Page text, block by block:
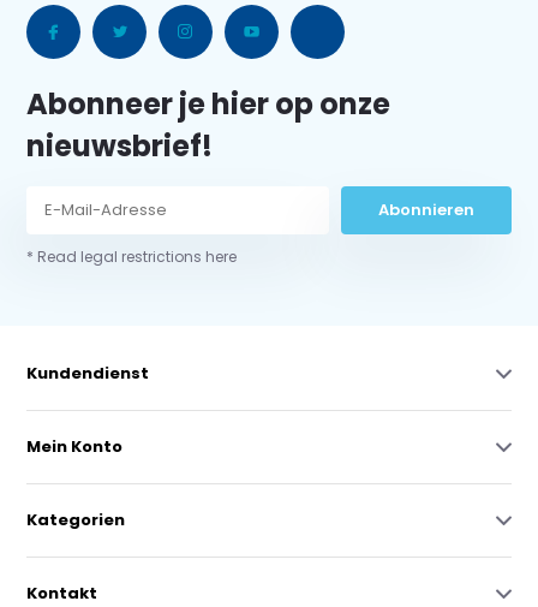
Abonneer je hier op onze
nieuwsbrief!
Abonnieren
* Read legal restrictions here
Kundendienst
Mein Konto
Kategorien
Kontakt